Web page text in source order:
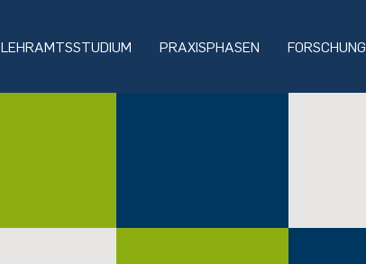
LEHRAMTSSTUDIUM PRAXISPHASEN FORSCHUNG